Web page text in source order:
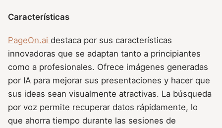
Características
PageOn.ai destaca por sus características
innovadoras que se adaptan tanto a principiantes
como a profesionales. Ofrece imágenes generadas
por IA para mejorar sus presentaciones y hacer que
sus ideas sean visualmente atractivas. La búsqueda
por voz permite recuperar datos rápidamente, lo
que ahorra tiempo durante las sesiones de